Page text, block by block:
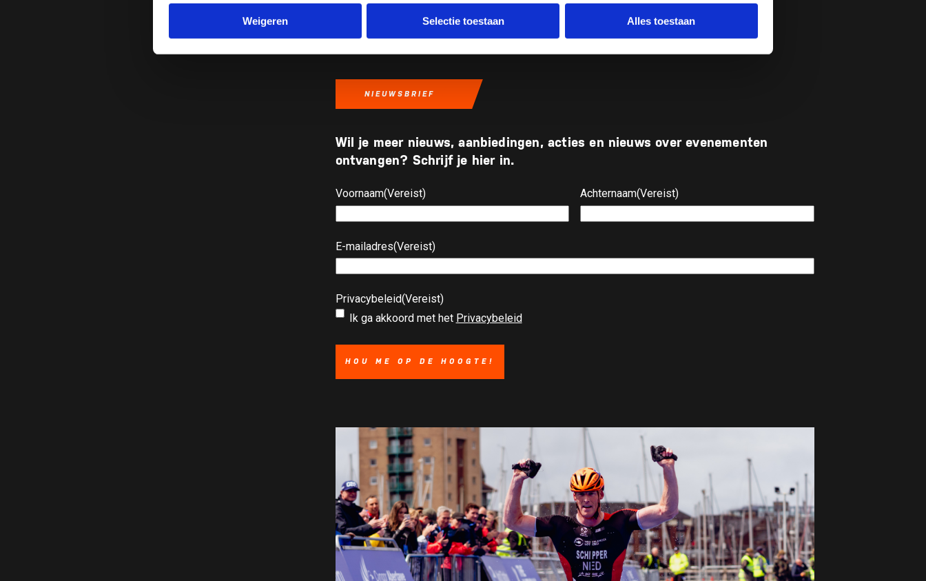
Weigeren Selectie toestaan Alles toestaan
Onze nieuwsberichten, voor jou op een rij gezet. Aankondigingen van bijeenkomsten en
evenementen, achtergronden uit de sport en bondsmededelingen, je vindt ze hier.
NIEUWSBRIEF
Wil je meer nieuws, aanbiedingen, acties en nieuws over evenementen
ontvangen? Schrijf je hier in.
Voornaam(Vereist) Achternaam(Vereist)
E-mailadres(Vereist)
Privacybeleid(Vereist)
Ik ga akkoord met het Privacybeleid